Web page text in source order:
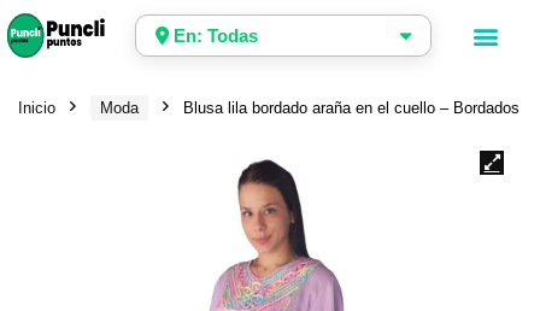
En: Todas
Inicio Moda Blusa lila bordado araña en el cuello – Bordados